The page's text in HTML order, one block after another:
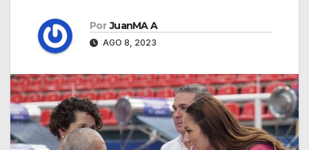
Por JuanMA A
AGO 8, 2023